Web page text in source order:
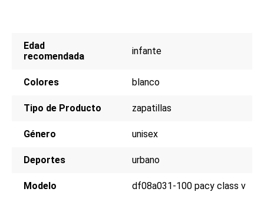
Edad
recomendada
infante
Colores blanco
Tipo de Producto zapatillas
Género unisex
Deportes urbano
Modelo df08a031-100 pacy class v